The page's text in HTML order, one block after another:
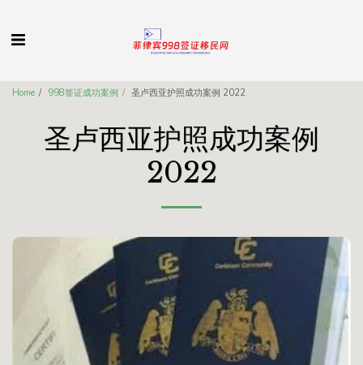
Home 998签证成功案例 圣卢西亚护照成功案例 2022
圣卢西亚护照成功案例
2022